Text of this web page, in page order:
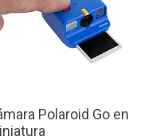
Polaroid Go en